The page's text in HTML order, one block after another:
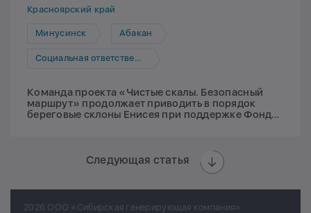
Красноярский край
Минусинск Абакан
Социальная ответственность
Команда проекта «Чистые скалы. Безопасный
маршрут» продолжает приводить в порядок
береговые склоны Енисея при поддержке Фонда
Следующая статья
2026 ООО «Сибирская генерирующая компания»